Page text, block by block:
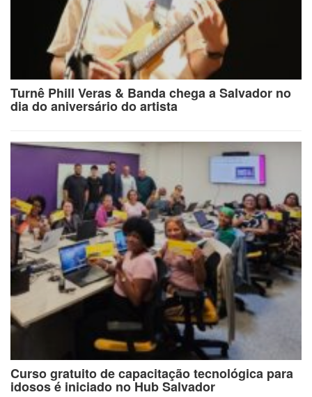
Turnê Phill Veras & Banda chega a Salvador no
dia do aniversário do artista
Curso gratuito de capacitação tecnológica para
idosos é iniciado no Hub Salvador